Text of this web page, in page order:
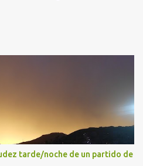
tarde/noche de un partido de